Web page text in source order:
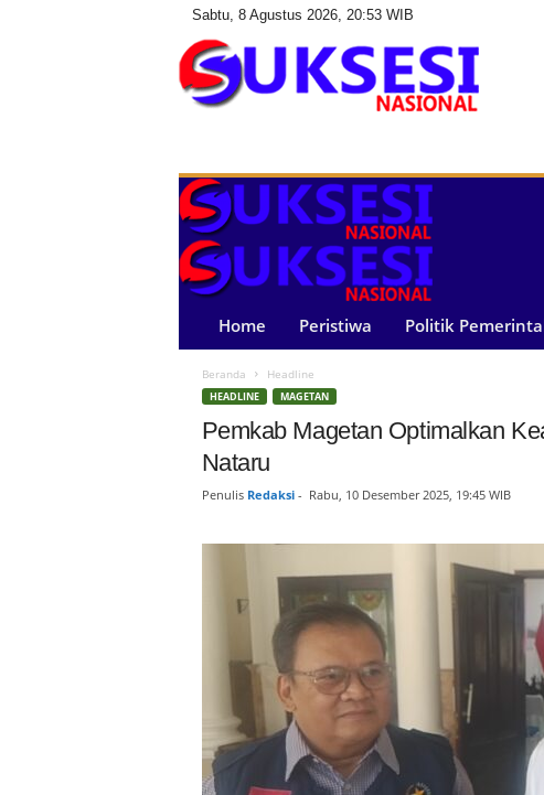
Sabtu, 8 Agustus 2026, 20:53 WIB
s
e
i
N
i
Home Peristiwa Politik
Beranda Headline
HEADLINE MAGETAN
Pemkab Magetan Optimalkan
Nataru
Penulis Redaksi- Rabu, 10 Desember 2025, 19:45 WIB